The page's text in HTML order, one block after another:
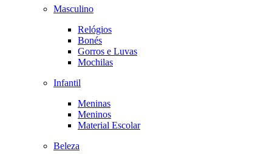
Masculino
Relógios
Bonés
Gorros e Luvas
Mochilas
Infantil
Meninas
Meninos
Material Escolar
Beleza